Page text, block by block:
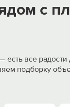
с
все
подборку